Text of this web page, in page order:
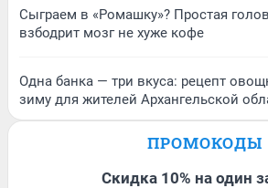
Сыграем в «Ромашку»? Простая
взбодрит мозг не хуже кофе
Одна банка — три вкуса: рецепт
зиму для жителей Архангельской
ПРОМОКОДЫ
Скидка 10% на один